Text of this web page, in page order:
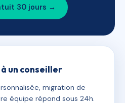
30 jours →
un conseiller
migration de
équipe répond sous 24h.